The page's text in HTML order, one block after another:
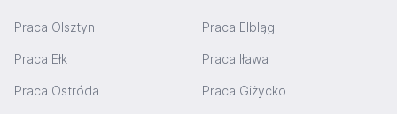
Praca Olsztyn Praca Elbląg
Praca Ełk Praca Iława
Praca Ostróda Praca Giżycko